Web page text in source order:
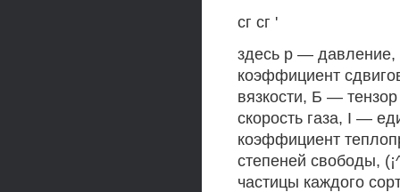
сг сг '
здесь р —
коэффициент
вязкости, Б —
скорость газа, I —
коэффициент
степеней свободы,
частицы каждого